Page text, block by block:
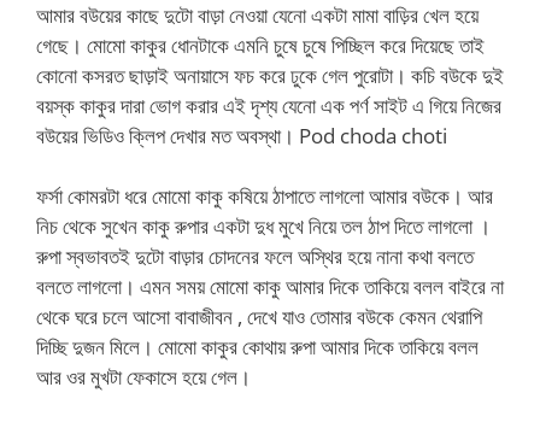
আমার বউয়ের কাছে দুটো বাড়া নেওয়া যেনো একটা মামা বাড়ির খেল হয়ে
গেছে। মোমো কাকুর ধোনটাকে এমনি চুষে চুষে পিচ্ছিল করে দিয়েছে তাই
কোনো কসরত ছাড়াই অনায়াসে ফচ করে ঢুকে গেল পুরোটা। কচি বউকে দুই
বয়স্ক কাকুর দারা ভোগ করার এই দৃশ্য যেনো এক পর্ণ সাইট এ গিয়ে নিজের
বউয়ের ভিডিও ক্লিপ দেখার মত অবস্থা। Pod choda choti
ফর্সা কোমরটা ধরে মোমো কাকু কষিয়ে ঠাপাতে লাগলো আমার বউকে। আর
নিচ থেকে সুখেন কাকু রুপার একটা দুধ মুখে নিয়ে তল ঠাপ দিতে লাগলো ।
রুপা স্বভাবতই দুটো বাড়ার চোদনের ফলে অস্থির হয়ে নানা কথা বলতে
বলতে লাগলো। এমন সময় মোমো কাকু আমার দিকে তাকিয়ে বলল বাইরে না
থেকে ঘরে চলে আসো বাবাজীবন , দেখে যাও তোমার বউকে কেমন থেরাপি
দিচ্ছি দুজন মিলে। মোমো কাকুর কোথায় রুপা আমার দিকে তাকিয়ে বলল
আর ওর মুখটা ফেকাসে হয়ে গেল।